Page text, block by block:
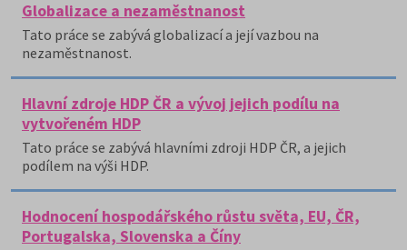
Globalizace a nezaměstnanost
Tato práce se zabývá globalizací a její vazbou na
nezaměstnanost.
Hlavní zdroje HDP ČR a vývoj jejich podílu na
vytvořeném HDP
Tato práce se zabývá hlavními zdroji HDP ČR, a jejich
podílem na výši HDP.
Hodnocení hospodářského růstu světa, EU, ČR,
Portugalska, Slovenska a Číny